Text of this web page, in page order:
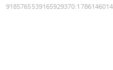
9185765539165929370:1786146014